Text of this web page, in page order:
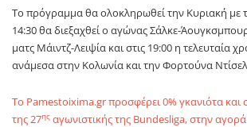
Το πρόγραμμα θα ολοκληρωθεί την Κυριακή με
14:30 θα διεξαχθεί ο αγώνας Σάλκε-
ματς Μάιντζ-Λειψία και στις 19:00 η τελευταία
ανάμεσα στην Κολωνία και την Φορτούνα
Το Pamestoixima.grπροσφέρει 0% γκανιότα και
της 27ης αγωνιστικής της Bundesliga, στην αγορά